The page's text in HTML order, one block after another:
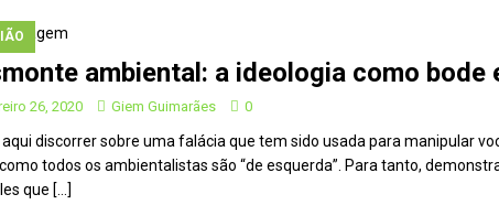
[ janeiro 22, 2025 ] Parceria fortalece a sinalização no Parque
CIDADANIA
[ novembro 29, 2024 ] Nota de Atenção CIDADANIA
Nota de Repúdio
ambiental: a ideologia como bode
26, 2020 Giem Guimarães 0
discorrer sobre uma falácia que tem sido usada para manipular
todos os ambientalistas são “de esquerda”. Para tanto,
que […]